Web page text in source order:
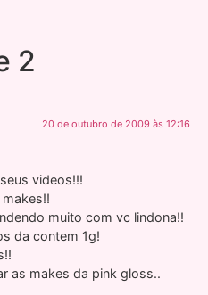
2
20 de outubro de 2009 às 12:16
videos!!!
muito com vc lindona!!
da contem 1g!
as makes da pink gloss..